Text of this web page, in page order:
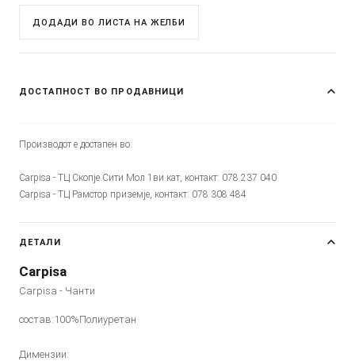
ДОДАДИ ВО ЛИСТА НА ЖЕЛБИ
ДОСТАПНОСТ ВО ПРОДАВНИЦИ
Производот е достапен во:
Carpisa - ТЦ Скопје Сити Мол 1ви кат, контакт: 078 237 040
Carpisa - ТЦ Рамстор приземје, контакт: 078 308 484
ДЕТАЛИ
Carpisa
Carpisa - Чанти
состав:100%Полиуретан
Димензии: